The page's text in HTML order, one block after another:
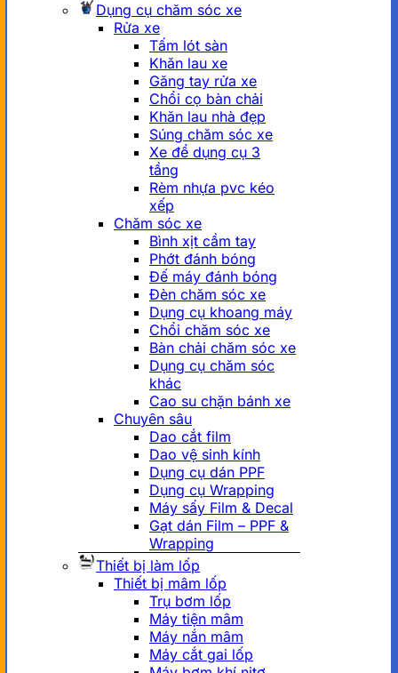
Dụng cụ chăm sóc xe
Rửa xe
Tấm lót sàn
Khăn lau xe
Găng tay rửa xe
Chổi cọ bàn chải
Khăn lau nhà đẹp
Súng chăm sóc xe
Xe để dụng cụ 3
tầng
Rèm nhựa pvc kéo
xếp
Chăm sóc xe
Bình xịt cầm tay
Phớt đánh bóng
Đế máy đánh bóng
Đèn chăm sóc xe
Dụng cụ khoang máy
Chổi chăm sóc xe
Bàn chải chăm sóc xe
Dụng cụ chăm sóc
khác
Cao su chặn bánh xe
Chuyên sâu
Dao cắt film
Dao vệ sinh kính
Dụng cụ dán PPF
Dụng cụ Wrapping
Máy sấy Film & Decal
Gạt dán Film – PPF &
Wrapping
Thiết bị làm lốp
Thiết bị mâm lốp
Trụ bơm lốp
Máy tiện mâm
Máy nắn mâm
Máy cắt gai lốp